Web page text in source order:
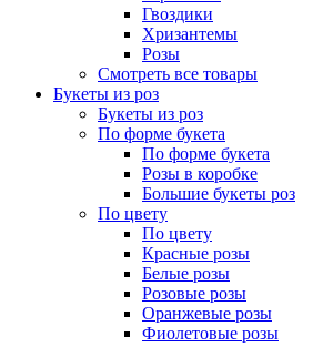
Гвоздики
Хризантемы
Розы
Смотреть все товары
Букеты из роз
Букеты из роз
По форме букета
По форме букета
Розы в коробке
Большие букеты роз
По цвету
По цвету
Красные розы
Белые розы
Розовые розы
Оранжевые розы
Фиолетовые розы